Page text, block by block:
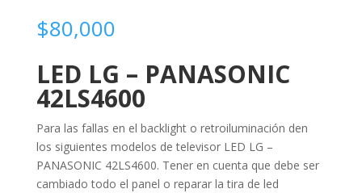
$80,000
LED LG – PANASONIC
42LS4600
Para las fallas en el backlight o retroiluminación den
los siguientes modelos de televisor LED LG –
PANASONIC 42LS4600. Tener en cuenta que debe ser
cambiado todo el panel o reparar la tira de led